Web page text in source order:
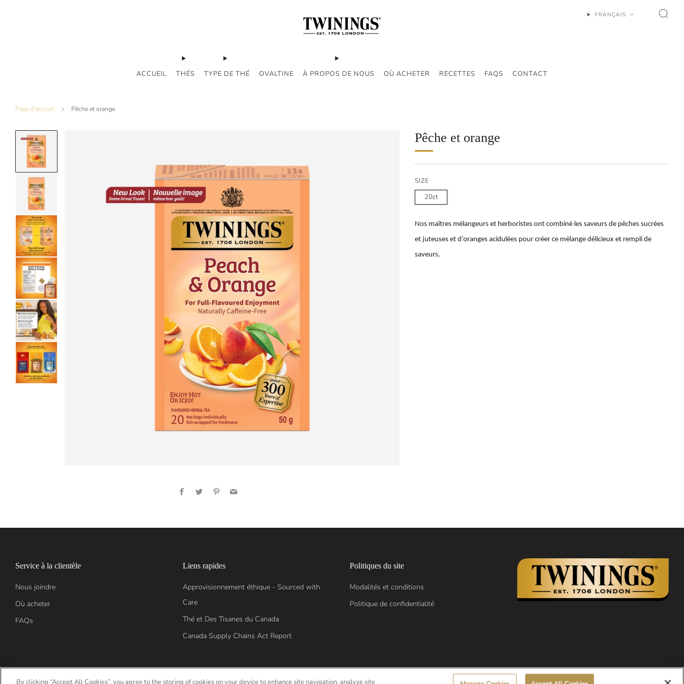
ACCUEIL THÉS TYPE DE THÉ OVALTINE À PROPOS DE NOUS OÙ ACHETER RECETTES FAQS CONTACT
FRANÇAIS
Page d'accueil Pêche et orange
Pêche et orange
SIZE
20ct
Nos maîtres mélangeurs et herboristes ont combiné les saveurs de pêches sucrées
et juteuses et d’oranges acidulées pour créer ce mélange délicieux et rempli de
saveurs.
Facebook
TwitterPinterestEmail
Service à la clientèle
Nous joindre
Où acheter
FAQs
Liens rapides
Approvisionnement éthique - Sourced with
Care
Thé et Des Tisanes du Canada
Canada Supply Chains Act Report
Politiques du site
Modalités et conditions
Politique de confidentialité
By clicking “Accept All Cookies”, you agree to the storing of cookies on your device to enhance site navigation, analyze site